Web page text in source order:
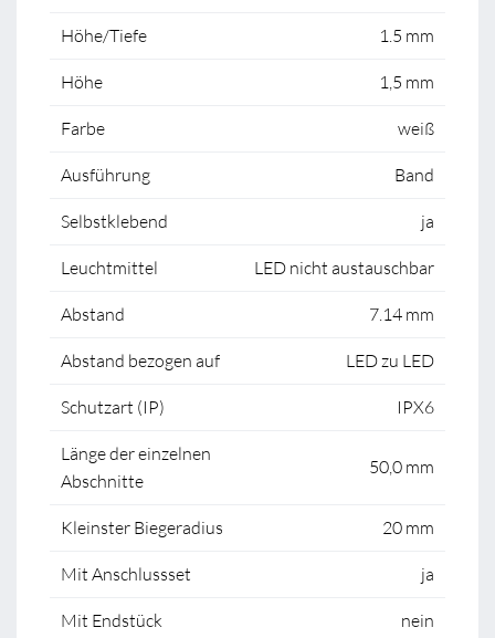
Höhe/Tiefe 1.5 mm
Höhe 1,5 mm
Farbe weiß
Ausführung Band
Selbstklebend ja
Leuchtmittel LED nicht austauschbar
Abstand 7.14 mm
Abstand bezogen auf LED zu LED
Schutzart (IP) IPX6
Länge der einzelnen
Abschnitte
50,0 mm
Kleinster Biegeradius 20 mm
Mit Anschlussset ja
Mit Endstück nein